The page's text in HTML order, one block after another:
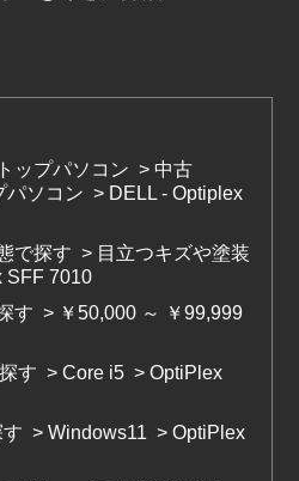
ップパソコン > 中古
パソコン > DELL - Optiplex
で探す > 目立つキズや塗装
SFF 7010
す > ￥50,000 ～ ￥99,999
す >Core i5 >OptiPlex
>Windows11 >OptiPlex